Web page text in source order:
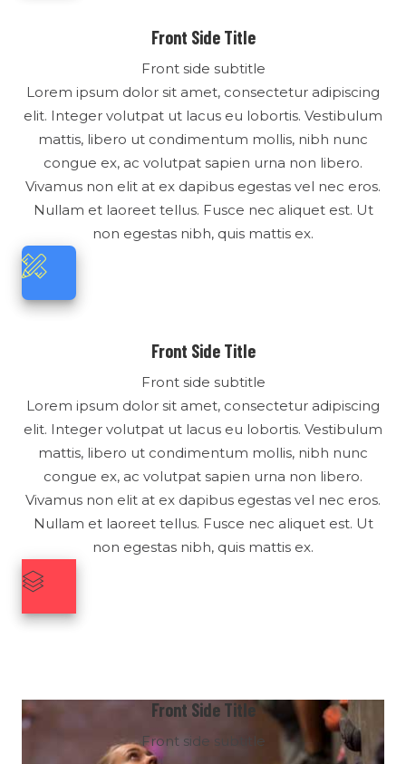
Front Side Title
Front side subtitle
Lorem ipsum dolor sit amet, consectetur adipiscing
elit. Integer volutpat ut lacus eu lobortis. Vestibulum
mattis, libero ut condimentum mollis, nibh nunc
congue ex, ac volutpat sapien urna non libero.
Vivamus non elit at ex dapibus egestas vel nec eros.
Nullam et laoreet tellus. Fusce nec aliquet est. Ut
non egestas nibh, quis mattis ex.
Front Side Title
Front side subtitle
Lorem ipsum dolor sit amet, consectetur adipiscing
elit. Integer volutpat ut lacus eu lobortis. Vestibulum
mattis, libero ut condimentum mollis, nibh nunc
congue ex, ac volutpat sapien urna non libero.
Vivamus non elit at ex dapibus egestas vel nec eros.
Nullam et laoreet tellus. Fusce nec aliquet est. Ut
non egestas nibh, quis mattis ex.
Front Side Title
Front side subtitle